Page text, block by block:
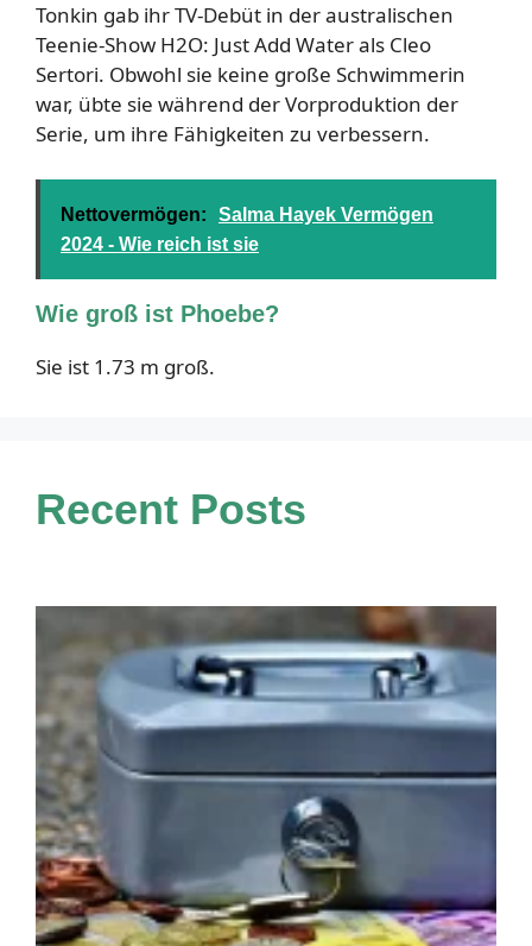
Tonkin gab ihr TV-Debüt in der australischen
Teenie-Show H2O: Just Add Water als Cleo
Sertori. Obwohl sie keine große Schwimmerin
war, übte sie während der Vorproduktion der
Serie, um ihre Fähigkeiten zu verbessern.
Nettovermögen:
Salma Hayek Vermögen
2024 - Wie reich ist sie
Wie groß ist Phoebe?
Sie ist 1.73 m groß.
Recent Posts